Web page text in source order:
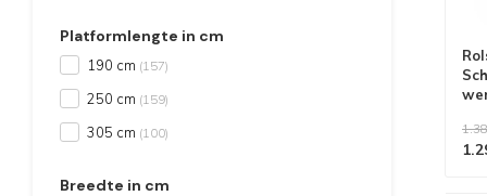
Platformlengte in cm
190 cm (157)
250 cm (159)
305 cm (100)
Breedte in cm